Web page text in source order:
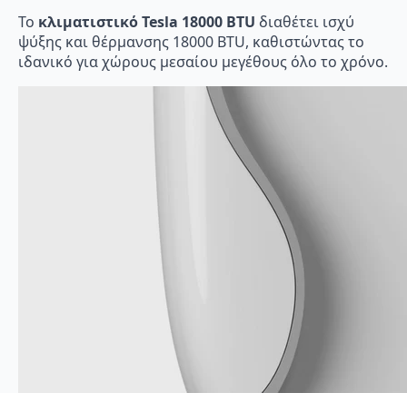
Το κλιματιστικό Tesla 18000 BTU διαθέτει ισχύ
ψύξης και θέρμανσης 18000 BTU, καθιστώντας το
ιδανικό για χώρους μεσαίου μεγέθους όλο το χρόνο.